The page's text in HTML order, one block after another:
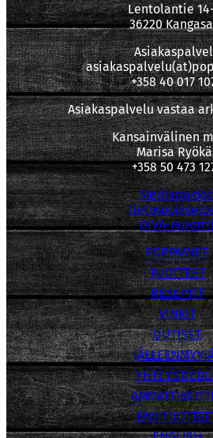
Lentolantie
36220
+358 40 017
Asiakaspalvelu vastaa
Kansainvälinen
Marisa
+358 50 473
Mediapankki
OIVA-
POPPAMIES
TUOTTEET
RESEPTIT
VINKIT
UUTISET